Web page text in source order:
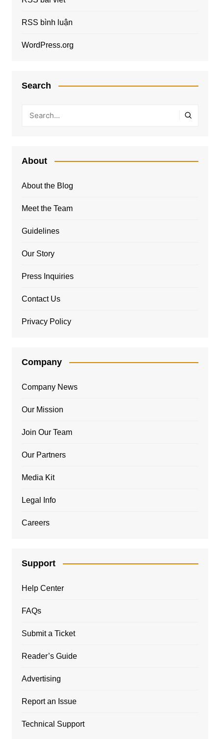
RSS bình luận
WordPress.org
Search
About
About the Blog
Meet the Team
Guidelines
Our Story
Press Inquiries
Contact Us
Privacy Policy
Company
Company News
Our Mission
Join Our Team
Our Partners
Media Kit
Legal Info
Careers
Support
Help Center
FAQs
Submit a Ticket
Reader’s Guide
Advertising
Report an Issue
Technical Support